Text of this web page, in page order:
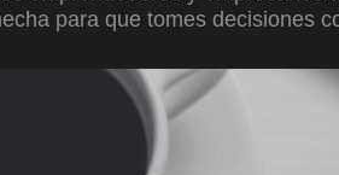
para que tomes decisiones